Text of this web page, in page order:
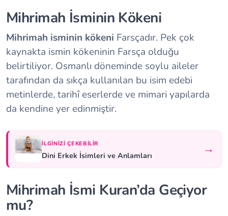
Mihrimah İsminin Kökeni
Mihrimah isminin kökeni Farsçadır. Pek çok
kaynakta ismin kökeninin Farsça olduğu
belirtiliyor. Osmanlı döneminde soylu aileler
tarafından da sıkça kullanılan bu isim edebi
metinlerde, tarihî eserlerde ve mimari yapılarda
da kendine yer edinmiştir.
İLGINIZI ÇEKEBILIR
Dini Erkek İsimleri ve Anlamları →
Mihrimah İsmi Kuran’da Geçiyor
mu?